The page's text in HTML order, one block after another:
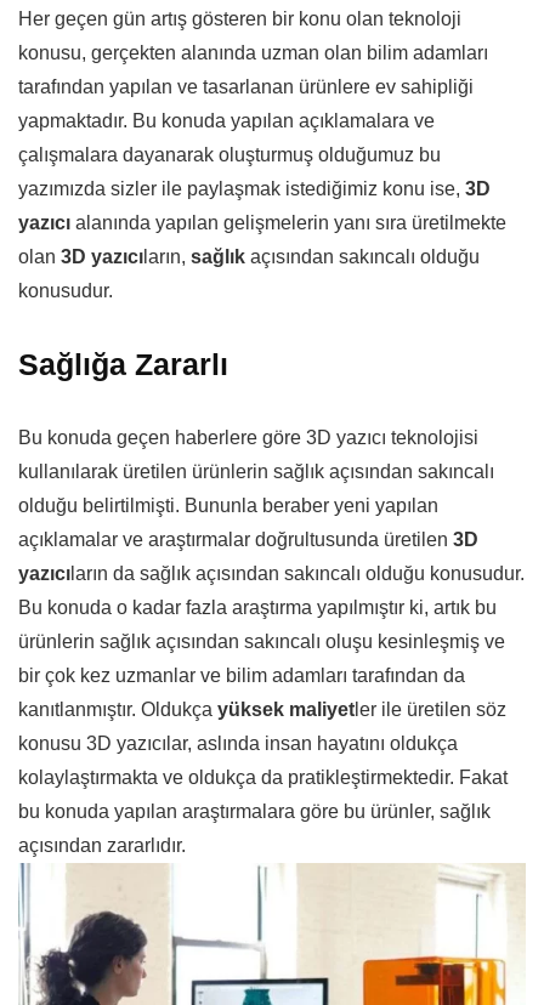
Her geçen gün artış gösteren bir konu olan teknoloji
konusu, gerçekten alanında uzman olan bilim adamları
tarafından yapılan ve tasarlanan ürünlere ev sahipliği
yapmaktadır. Bu konuda yapılan açıklamalara ve
çalışmalara dayanarak oluşturmuş olduğumuz bu
yazımızda sizler ile paylaşmak istediğimiz konu ise, 3D
yazıcı alanında yapılan gelişmelerin yanı sıra üretilmekte
olan 3D yazıcı ların, sağlık açısından sakıncalı olduğu
konusudur.
Sağlığa Zararlı
Bu konuda geçen haberlere göre 3D yazıcı teknolojisi
kullanılarak üretilen ürünlerin sağlık açısından sakıncalı
olduğu belirtilmişti. Bununla beraber yeni yapılan
açıklamalar ve araştırmalar doğrultusunda üretilen 3D
yazıcı ların da sağlık açısından sakıncalı olduğu konusudur.
Bu konuda o kadar fazla araştırma yapılmıştır ki, artık bu
ürünlerin sağlık açısından sakıncalı oluşu kesinleşmiş ve
bir çok kez uzmanlar ve bilim adamları tarafından da
kanıtlanmıştır. Oldukça yüksek maliyet ler ile üretilen söz
konusu 3D yazıcılar, aslında insan hayatını oldukça
kolaylaştırmakta ve oldukça da pratikleştirmektedir. Fakat
bu konuda yapılan araştırmalara göre bu ürünler, sağlık
açısından zararlıdır.